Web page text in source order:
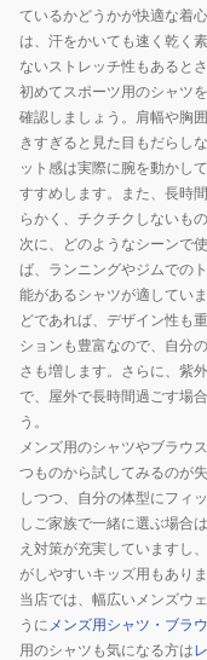
ているかどうかが快適な着
は、汗をかいても速く乾く
ないストレッチ性もあると
初めてスポーツ用のシャツ
確認しましょう。肩幅や胸
きすぎると見た目もだらし
ット感は実際に腕を動かし
すすめします。また、長時
らかく、チクチクしないも
次に、どのようなシーンで
ば、ランニングやジムでの
能があるシャツが適してい
どであれば、デザイン性も
ションも豊富なので、自分
さも増します。さらに、紫
で、屋外で長時間過ごす場
う。
メンズ用のシャツやブラウ
つものから試してみるのが
しつつ、自分の体型にフィ
しご家族で一緒に選ぶ場合
え対策が充実していますし
がしやすいキッズ用もあり
当店では、幅広いメンズウ
うに メンズ用シャツ・ブラ
用のシャツも気になる方は